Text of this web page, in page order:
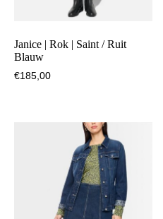
Janice | Rok | Saint / Ruit
Blauw
€185,00